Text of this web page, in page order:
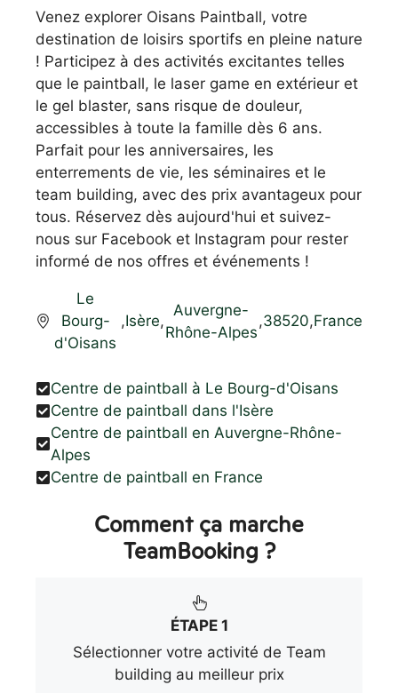
Venez explorer Oisans Paintball, votre
destination de loisirs sportifs en pleine nature
! Participez à des activités excitantes telles
que le paintball, le laser game en extérieur et
le gel blaster, sans risque de douleur,
accessibles à toute la famille dès 6 ans.
Parfait pour les anniversaires, les
enterrements de vie, les séminaires et le
team building, avec des prix avantageux pour
tous. Réservez dès aujourd'hui et suivez-
nous sur Facebook et Instagram pour rester
informé de nos offres et événements !
Le
Bourg-
d'Oisans
,Isère,
Auvergne-
Rhône-Alpes
,38520,France
Centre de paintball à Le Bourg-d'Oisans
Centre de paintball dans l'Isère
Centre de paintball en Auvergne-Rhône-
Alpes
Centre de paintball en France
Comment ça marche
TeamBooking ?
ÉTAPE 1
Sélectionner votre activité de Team
building au meilleur prix